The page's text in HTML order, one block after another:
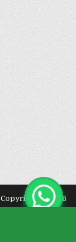
Copyright © 2026 ونش انقاذ سيارات الفرسان بالقاهرة |01282505052